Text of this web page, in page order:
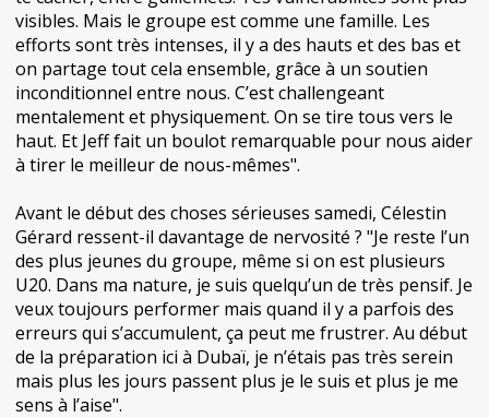
visibles. Mais le groupe est comme une famille. Les
efforts sont très intenses, il y a des hauts et des bas et
on partage tout cela ensemble, grâce à un soutien
inconditionnel entre nous. C’est challengeant
mentalement et physiquement. On se tire tous vers le
haut. Et Jeff fait un boulot remarquable pour nous aider
à tirer le meilleur de nous-mêmes".
Avant le début des choses sérieuses samedi, Célestin
Gérard ressent-il davantage de nervosité ? "Je reste l’un
des plus jeunes du groupe, même si on est plusieurs
U20. Dans ma nature, je suis quelqu’un de très pensif. Je
veux toujours performer mais quand il y a parfois des
erreurs qui s’accumulent, ça peut me frustrer. Au début
de la préparation ici à Dubaï, je n’étais pas très serein
mais plus les jours passent plus je le suis et plus je me
sens à l’aise".